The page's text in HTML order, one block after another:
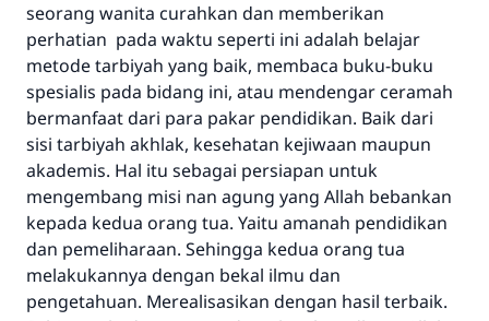
seorang wanita curahkan dan memberikan
perhatian pada waktu seperti ini adalah belajar
metode tarbiyah yang baik, membaca buku-buku
spesialis pada bidang ini, atau mendengar ceramah
bermanfaat dari para pakar pendidikan. Baik dari
sisi tarbiyah akhlak, kesehatan kejiwaan maupun
akademis. Hal itu sebagai persiapan untuk
mengembang misi nan agung yang Allah bebankan
kepada kedua orang tua. Yaitu amanah pendidikan
dan pemeliharaan. Sehingga kedua orang tua
melakukannya dengan bekal ilmu dan
pengetahuan. Merealisasikan dengan hasil terbaik.